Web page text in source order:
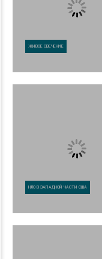
ЖИВОЕ СВЕЧЕНИЕ
НЛО В ЗАПАДНОЙ ЧАСТИ США